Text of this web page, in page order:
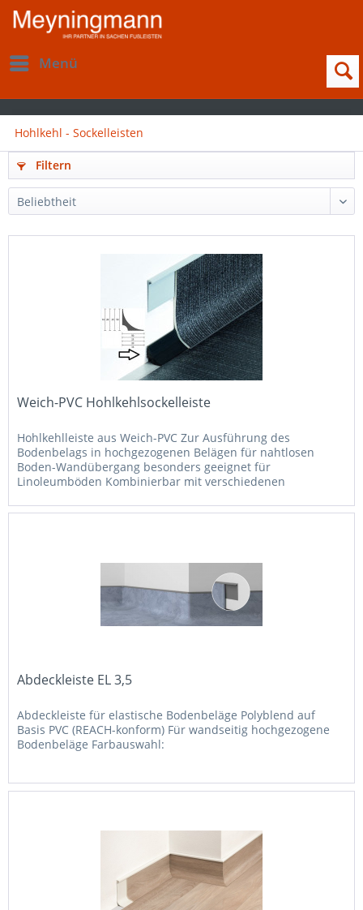
Menü
Hohlkehl - Sockelleisten
Filtern
Weich-PVC Hohlkehlsockelleiste
Hohlkehlleiste aus Weich-PVC Zur Ausführung des
Bodenbelags in hochgezogenen Belägen für nahtlosen
Boden-Wandübergang besonders geeignet für
Linoleumböden Kombinierbar mit verschiedenen
Abdeckleiste EL 3,5
Abdeckleiste für elastische Bodenbeläge Polyblend auf
Basis PVC (REACH-konform) Für wandseitig hochgezogene
Bodenbeläge Farbauswahl: